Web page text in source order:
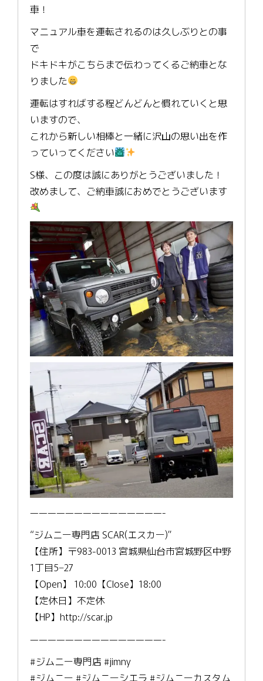
車！
マニュアル車を運転されるのは久しぶりとの事
で
ドキドキがこちらまで伝わってくるご納車とな
りました
運転はすればする程どんどんと慣れていくと思
いますので、
これから新しい相棒と一緒に沢山の思い出を作
っていってください
S様、この度は誠にありがとうございました！
改めまして、ご納車誠におめでとうございます
———————————————-
“ジムニー専門店 SCAR(エスカー)”
【住所】〒983-0013 宮城県仙台市宮城野区中野
1丁目5−27
【Open】 10:00【Close】18:00
【定休日】不定休
【HP】http://scar.jp
———————————————-
#ジムニー専門店 #jimny
#ジムニー #ジムニーシエラ #ジムニーカスタム